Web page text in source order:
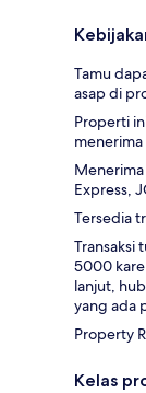
Tamu
asap di
Properti
Express,
Tersedia
Transaksi
5000
lanjut,
yang ada
Property
Kelas